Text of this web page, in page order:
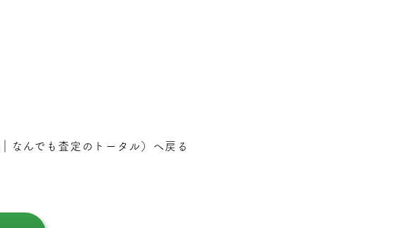
なんでも査定のトータル）へ戻る